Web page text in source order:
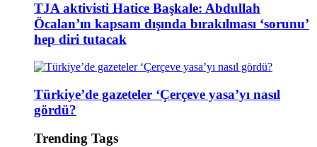
TJA aktivisti Hatice Başkale: Abdullah
Öcalan’ın kapsam dışında bırakılması ‘sorunu’
hep diri tutacak
Türkiye’de gazeteler ‘Çerçeve yasa’yı nasıl
gördü?
Trending Tags